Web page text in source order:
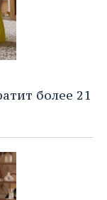
более 21